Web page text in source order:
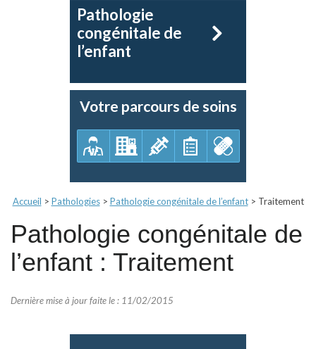
Pathologie
congénitale de
l’enfant
Votre parcours de soins
Accueil > Pathologies> Pathologie congénitale de l’enfant> Traitement
Pathologie congénitale de
l’enfant : Traitement
Dernière mise à jour faite le : 11/02/2015